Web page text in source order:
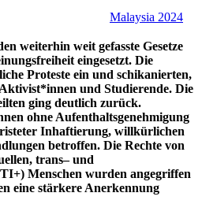
Malaysia 2024
weiterhin weit gefasste Gesetze
eingesetzt. Die
Proteste ein und schikanierten,
*innen und Studierende. Die
ging deutlich zurück.
en ohne Aufenthaltsgenehmigung
Inhaftierung, willkürlichen
betroffen. Die Rechte von
trans–und
Menschen wurden angegriffen
eine stärkere Anerkennung